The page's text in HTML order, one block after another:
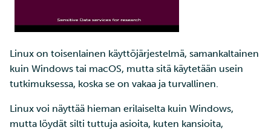
Linux on toisenlainen käyttöjärjestelmä, samankaltainen
kuin Windows tai macOS, mutta sitä käytetään usein
tutkimuksessa, koska se on vakaa ja turvallinen.
Linux voi näyttää hieman erilaiselta kuin Windows,
mutta löydät silti tuttuja asioita, kuten kansioita,